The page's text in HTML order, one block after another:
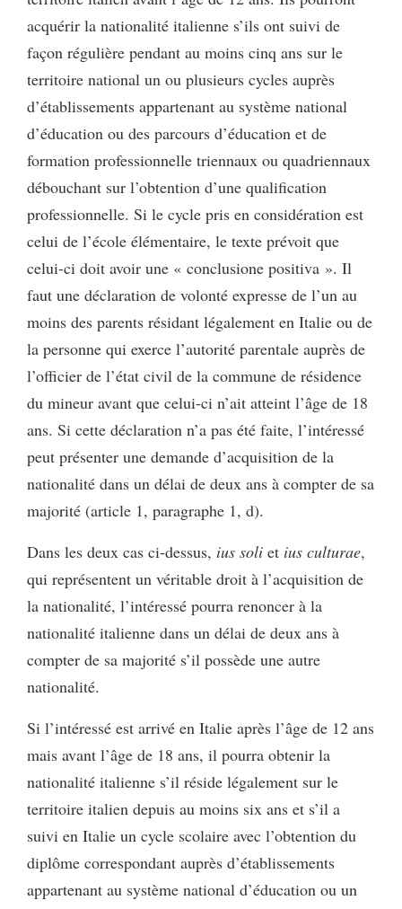
acquérir la nationalité italienne s’ils ont suivi de
façon régulière pendant au moins cinq ans sur le
territoire national un ou plusieurs cycles auprès
d’établissements appartenant au système national
d’éducation ou des parcours d’éducation et de
formation professionnelle triennaux ou quadriennaux
débouchant sur l’obtention d’une qualification
professionnelle. Si le cycle pris en considération est
celui de l’école élémentaire, le texte prévoit que
celui-ci doit avoir une « conclusione positiva ». Il
faut une déclaration de volonté expresse de l’un au
moins des parents résidant légalement en Italie ou de
la personne qui exerce l’autorité parentale auprès de
l’officier de l’état civil de la commune de résidence
du mineur avant que celui-ci n’ait atteint l’âge de 18
ans. Si cette déclaration n’a pas été faite, l’intéressé
peut présenter une demande d’acquisition de la
nationalité dans un délai de deux ans à compter de sa
majorité (article 1, paragraphe 1, d).
Dans les deux cas ci-dessus, ius soli et ius culturae,
qui représentent un véritable droit à l’acquisition de
la nationalité, l’intéressé pourra renoncer à la
nationalité italienne dans un délai de deux ans à
compter de sa majorité s’il possède une autre
nationalité.
Si l’intéressé est arrivé en Italie après l’âge de 12 ans
mais avant l’âge de 18 ans, il pourra obtenir la
nationalité italienne s’il réside légalement sur le
territoire italien depuis au moins six ans et s’il a
suivi en Italie un cycle scolaire avec l’obtention du
diplôme correspondant auprès d’établissements
appartenant au système national d’éducation ou un